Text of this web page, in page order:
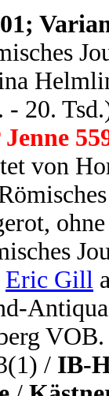
20.
Jenne
von
Eric Gill
VOB.
/ IB-